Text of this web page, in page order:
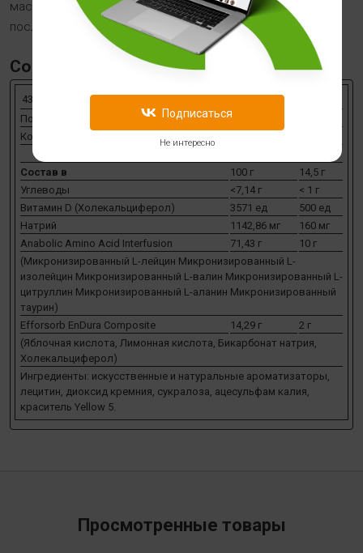
массы, восстановления и ремонта мышечных тканей
после силовых нагрузок.
Состав
435 г
Порция: 14,5 г
Количество порций: 30
Состав в 100 г
14,5 г
Углеводы
<7,14 г
< 1 г
Витамин D (Холекальциферол)
3571 ед
500 ед
Натрий
1142,86 мг
160 мг
Anabolic Amino Acid Interfusion
71,43 г
10 г
(Микронизированный L-лейцин Микронизированный L-
изолейцин Микронизированный L-валин Микронизированный L-
цитруллин Микронизированный L-аланин Микронизированный
таурин)
Efforsorb EnDura Composite
14,29 г
2 г
(Яблочная кислота, Лимонная кислота, Бикарбонат натрия,
Холекальциферол)
Ингредиенты: искусственные и натуральные ароматизаторы,
лецитин, диоксид кремния, сукралоза, ацесульфам калия,
краситель Yellow 5.
Просмотренные товары
Подписаться
Не интересно